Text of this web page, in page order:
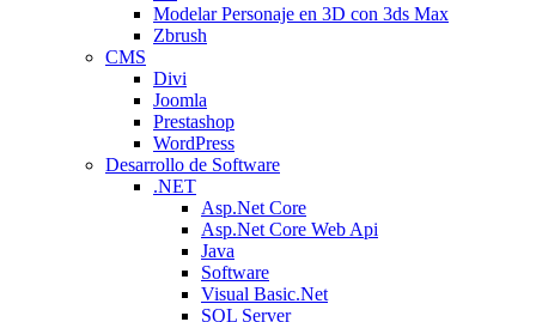
Modelar Personaje en 3D con 3ds Max
Zbrush
CMS
Divi
Joomla
Prestashop
WordPress
Desarrollo de Software
.NET
Asp.Net Core
Asp.Net Core Web Api
Java
Software
Visual Basic.Net
SQL Server